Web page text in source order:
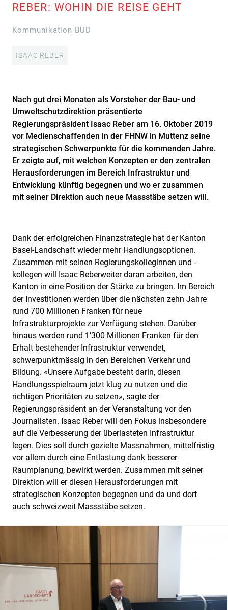
REBER: WOHIN DIE REISE GEHT
Kommunikation BUD
ISAAC REBER
Nach gut drei Monaten als Vorsteher der Bau- und
Umweltschutzdirektion präsentierte
Regierungspräsident Isaac Reber am 16. Oktober 2019
vor Medienschaffenden in der FHNW in Muttenz seine
strategischen Schwerpunkte für die kommenden Jahre.
Er zeigte auf, mit welchen Konzepten er den zentralen
Herausforderungen im Bereich Infrastruktur und
Entwicklung künftig begegnen und wo er zusammen
mit seiner Direktion auch neue Massstäbe setzen will.
Dank der erfolgreichen Finanzstrategie hat der Kanton
Basel-Landschaft wieder mehr Handlungsoptionen.
Zusammen mit seinen Regierungskolleginnen und -
kollegen will Isaac Reberweiter daran arbeiten, den
Kanton in eine Position der Stärke zu bringen. Im Bereich
der Investitionen werden über die nächsten zehn Jahre
rund 700 Millionen Franken für neue
Infrastrukturprojekte zur Verfügung stehen. Darüber
hinaus werden rund 1’300 Millionen Franken für den
Erhalt bestehender Infrastruktur verwendet,
schwerpunktmässig in den Bereichen Verkehr und
Bildung. «Unsere Aufgabe besteht darin, diesen
Handlungsspielraum jetzt klug zu nutzen und die
richtigen Prioritäten zu setzen», sagte der
Regierungspräsident an der Veranstaltung vor den
Journalisten. Isaac Reber will den Fokus insbesondere
auf die Verbesserung der überlasteten Infrastruktur
legen. Dies soll durch gezielte Massnahmen, mittelfristig
vor allem durch eine Entlastung dank besserer
Raumplanung, bewirkt werden. Zusammen mit seiner
Direktion will er diesen Herausforderungen mit
strategischen Konzepten begegnen und da und dort
auch schweizweit Massstäbe setzen.